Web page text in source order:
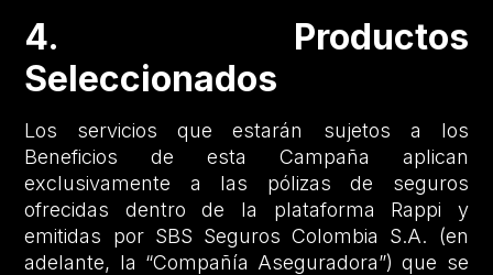
4. Productos
Seleccionados
Los servicios que estarán sujetos a los
Beneficios de esta Campaña aplican
exclusivamente a las pólizas de seguros
ofrecidas dentro de la plataforma Rappi y
emitidas por SBS Seguros Colombia S.A. (en
adelante, la “Compañía Aseguradora”) que se